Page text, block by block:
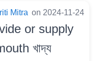
Mitra on 2024-11-24
or supply
খাদ্য